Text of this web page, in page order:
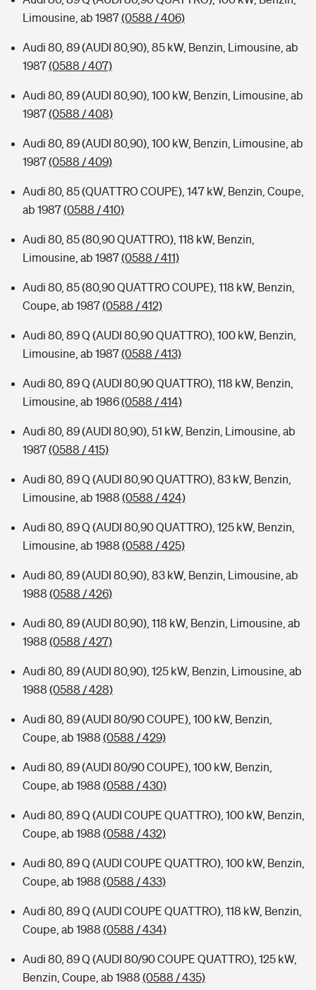
Limousine, ab 1987(0588 / 406)
Audi 80, 89 (AUDI 80,90), 85 kW, Benzin, Limousine, ab
1987(0588 / 407)
Audi 80, 89 (AUDI 80,90), 100 kW, Benzin, Limousine, ab
1987(0588 / 408)
Audi 80, 89 (AUDI 80,90), 100 kW, Benzin, Limousine, ab
1987(0588 / 409)
Audi 80, 85 (QUATTRO COUPE), 147 kW, Benzin, Coupe,
ab 1987(0588 / 410)
Audi 80, 85 (80,90 QUATTRO), 118 kW, Benzin,
Limousine, ab 1987(0588 / 411)
Audi 80, 85 (80,90 QUATTRO COUPE), 118 kW, Benzin,
Coupe, ab 1987(0588 / 412)
Audi 80, 89 Q (AUDI 80,90 QUATTRO), 100 kW, Benzin,
Limousine, ab 1987(0588 / 413)
Audi 80, 89 Q (AUDI 80,90 QUATTRO), 118 kW, Benzin,
Limousine, ab 1986(0588 / 414)
Audi 80, 89 (AUDI 80,90), 51 kW, Benzin, Limousine, ab
1987(0588 / 415)
Audi 80, 89 Q (AUDI 80,90 QUATTRO), 83 kW, Benzin,
Limousine, ab 1988 (0588 / 424)
Audi 80, 89 Q (AUDI 80,90 QUATTRO), 125 kW, Benzin,
Limousine, ab 1988 (0588 / 425)
Audi 80, 89 (AUDI 80,90), 83 kW, Benzin, Limousine, ab
1988 (0588 / 426)
Audi 80, 89 (AUDI 80,90), 118 kW, Benzin, Limousine, ab
1988 (0588 / 427)
Audi 80, 89 (AUDI 80,90), 125 kW, Benzin, Limousine, ab
1988 (0588 / 428)
Audi 80, 89 (AUDI 80/90 COUPE), 100 kW, Benzin,
Coupe, ab 1988 (0588 / 429)
Audi 80, 89 (AUDI 80/90 COUPE), 100 kW, Benzin,
Coupe, ab 1988 (0588 / 430)
Audi 80, 89 Q (AUDI COUPE QUATTRO), 100 kW, Benzin,
Coupe, ab 1988 (0588 / 432)
Audi 80, 89 Q (AUDI COUPE QUATTRO), 100 kW, Benzin,
Coupe, ab 1988 (0588 / 433)
Audi 80, 89 Q (AUDI COUPE QUATTRO), 118 kW, Benzin,
Coupe, ab 1988 (0588 / 434)
Audi 80, 89 Q (AUDI 80/90 COUPE QUATTRO), 125 kW,
Benzin, Coupe, ab 1988 (0588 / 435)